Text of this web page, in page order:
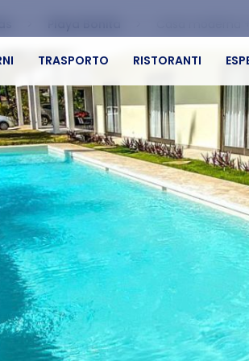
TRASPORTO RISTORANTI
Casa moderna